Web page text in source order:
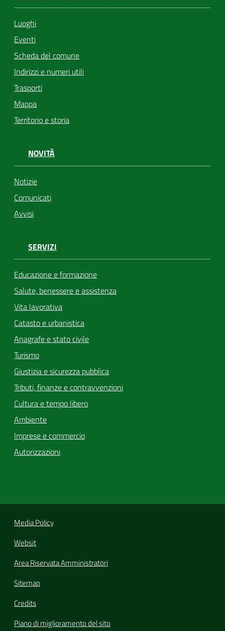
Luoghi
Eventi
Scheda del comune
Indirizzi e numeri utili
Trasporti
Mappa
Territorio e storia
NOVITÀ
Notizie
Comunicati
Avvisi
SERVIZI
Educazione e formazione
Salute, benessere e assistenza
Vita lavorativa
Catasto e urbanistica
Anagrafe e stato civile
Turismo
Giustizia e sicurezza pubblica
Tributi, finanze e contravvenzioni
Cultura e tempo libero
Ambiente
Imprese e commercio
Autorizzazioni
Media Policy
Websit
Area Riservata Amministratori
Sitemap
Credits
Piano di miglioramento del sito